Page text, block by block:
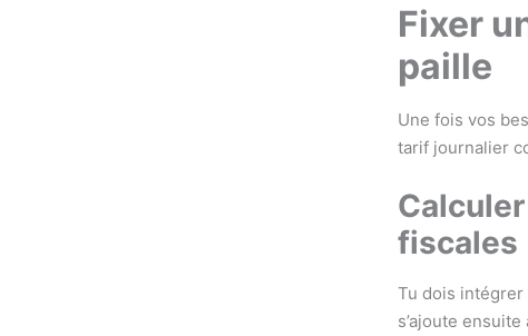
Fixer
paille
Une fois vos
tarif journalier
fiscales
Tu dois intégrer
s’ajoute